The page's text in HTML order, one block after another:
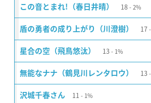
この音とまれ!（春日井晴） 18 2%
盾の勇者の成り上がり（川澄樹） 17
星合の空（飛鳥悠汰） 13 1%
無能なナナ（鶴見川レンタロウ） 13
沢城千春さん 11 1%